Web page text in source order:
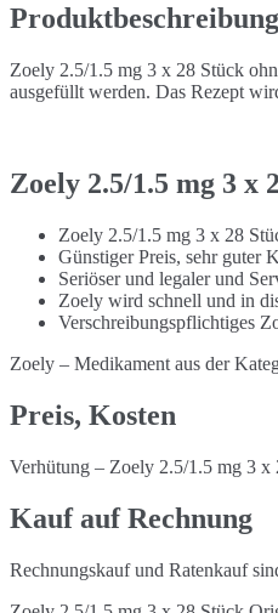
Produktbeschreibung
Zoely 2.5/1.5 mg 3 x 28 Stück
ausgefüllt werden. Das Rezept
Zoely 2.5/1.5 mg 3 x
Zoely 2.5/1.5 mg 3 x 28
Günstiger Preis, sehr guter
Seriöser und legaler und
Zoely wird schnell und in
Verschreibungspflichtiges
Zoely – Medikament aus der
Preis, Kosten
Verhütung – Zoely 2.5/1.5 mg 3 x
Kauf auf Rechnung
Rechnungskauf und Ratenkauf